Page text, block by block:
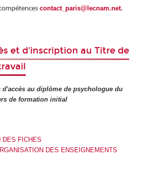
contact_paris@lecnam.net.
et d'inscription au Titre de
au diplôme de psychologue du
de formation initial
DES FICHES
DES ENSEIGNEMENTS